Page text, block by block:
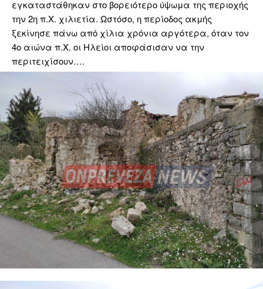
εγκαταστάθηκαν στο βορειότερο ύψωμα της περιοχής
την 2η π.Χ. χιλιετία. Ωστόσο, η περίοδος ακμής
ξεκίνησε πάνω από χίλια χρόνια αργότερα, όταν τον
4ο αιώνα π.Χ. οι Ηλείοι αποφάσισαν να την
περιτειχίσουν….